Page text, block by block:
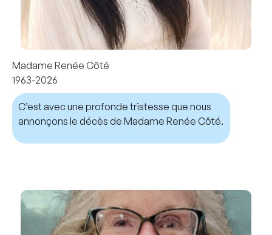
Madame Renée Côté
1963-2026
C’est avec une profonde tristesse que nous
annonçons le décès de Madame Renée Côté.